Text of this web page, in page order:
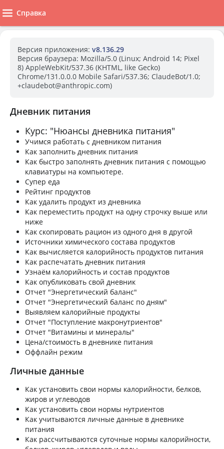
Справка
Версия приложения: v8.136.29
Версия браузера: Mozilla/5.0 (Linux; Android 14; Pixel
8) AppleWebKit/537.36 (KHTML, like Gecko)
Chrome/131.0.0.0 Mobile Safari/537.36; ClaudeBot/1.0;
+claudebot@anthropic.com)
Дневник питания
Курс: "Нюансы дневника питания"
Учимся работать с дневником питания
Как заполнить дневник питания
Как быстро заполнять дневник питания с помощью
клавиатуры на компьютере.
Супер еда
Рейтинг продуктов
Как удалить продукт из дневника
Как переместить продукт на одну строчку выше или
ниже
Как скопировать рацион из одного дня в другой
Источники химического состава продуктов
Как вычисляется калорийность продуктов питания
Как распечатать дневник питания
Узнаём калорийность и состав продуктов
Как опубликовать свой дневник
Отчет "Энергетический баланс"
Отчет "Энергетический баланс по дням"
Выявляем калорийные продукты
Отчет "Поступление макронутриентов"
Отчет "Витамины и минералы"
Цена/стоимость в дневнике питания
Оффлайн режим
Личные данные
Как установить свои нормы калорийности, белков,
жиров и углеводов
Как установить свои нормы нутриентов
Как учитываются личные данные в дневнике
питания
Как рассчитываются суточные нормы калорийности,